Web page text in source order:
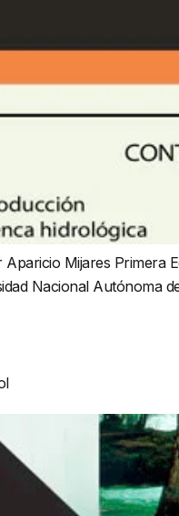
Mijares Primera
Nacional Autónoma